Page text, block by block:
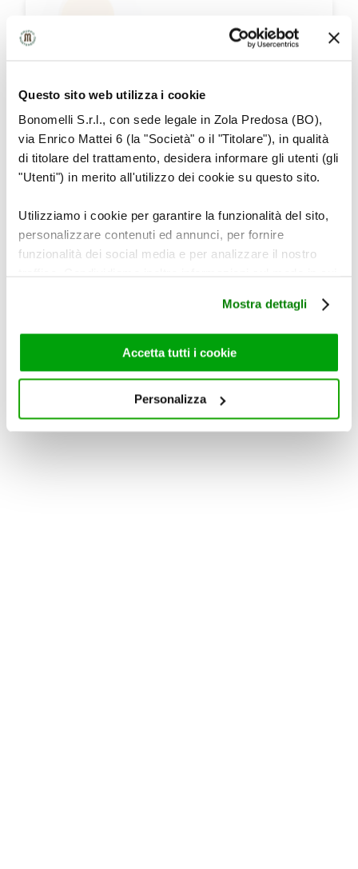
Questo sito web utilizza i cookie
Bonomelli S.r.l., con sede legale in Zola Predosa (BO),
via Enrico Mattei 6 (la "Società" o il "Titolare"), in qualità
di titolare del trattamento, desidera informare gli utenti (gli
"Utenti") in merito all'utilizzo dei cookie su questo sito.
Utilizziamo i cookie per garantire la funzionalità del sito,
personalizzare contenuti ed annunci, per fornire
funzionalità dei social media e per analizzare il nostro
di analisi dei dati web, pubblicità e social media, i quali
potrebbero combinarle con altre informazioni che ha
fornito loro o che hanno raccolto dal suo utilizzo dei loro
servizi. Per maggiori informazioni circa l’utilizzo dei
chiudere il banner, non verranno installati cookie sul tuo
Mostra dettagli
Accetta tutti i cookie
Personalizza
ACEROLA
CARATTERISTICHE
ORGANOLETTICHE